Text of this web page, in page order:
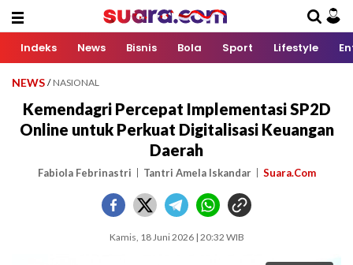
Indeks News Bisnis Bola Sport Lifestyle
NEWS / NASIONAL
Kemendagri Percepat Implementasi SP2D
Online untuk Perkuat Digitalisasi Keuangan
Daerah
Fabiola Febrinastri Tantri Amela Iskandar Suara.Com
Kamis, 18 Juni 2026 | 20:32 WIB